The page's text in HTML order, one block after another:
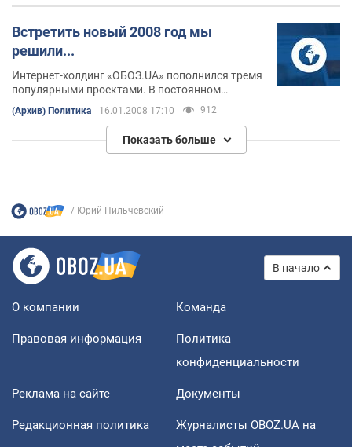
Встретить новый 2008 год мы
решили...
Интернет-холдинг «ОБОЗ.UA» пополнился тремя
популярными проектами. В постоянном
(Архив) Политика 16.01.2008 17:10 912
Показать больше
Юрий Пильчевский
В начало
О компании Команда
Правовая информация
Политика
конфиденциальности
Реклама на сайте Документы
Редакционная политика
Журналисты OBOZ.UA на